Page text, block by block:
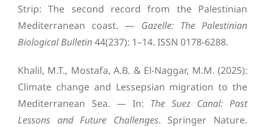
Strip: The second record from the Palestinian
Mediterranean coast. — Gazelle: The Palestinian
Biological Bulletin44(237): 1–14. ISSN 0178-6288.
Khalil, M.T., Mostafa, A.B. & El-Naggar, M.M. (2025):
Climate change and Lessepsian migration to the
Mediterranean Sea. — In: The Suez Canal: Past
Lessons and Future Challenges. Springer Nature.